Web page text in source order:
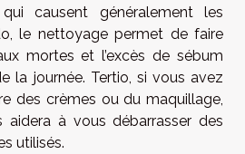
causent généralement les
le nettoyage permet de faire
mortes et l’excès de sébum
la journée. Tertio, si vous avez
des crèmes ou du maquillage,
à vous débarrasser des
utilisés.